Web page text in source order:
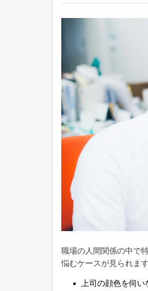
職場の人間関係の中で
悩むケースが見られます
上司の顔色を伺